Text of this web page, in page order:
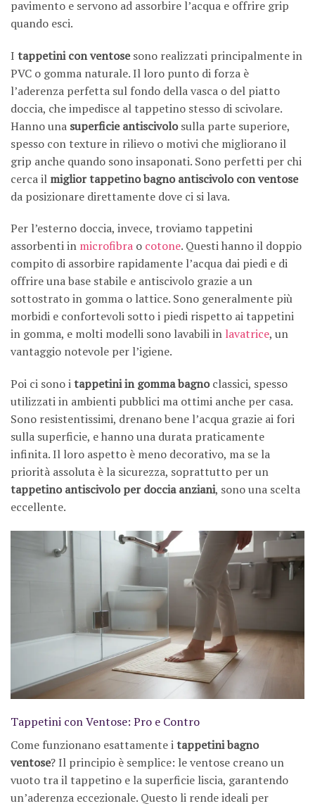
pavimento e servono ad assorbire l’acqua e offrire grip
quando esci.
I tappetini con ventosesono realizzati principalmente in
PVC o gomma naturale. Il loro punto di forza è
l’aderenza perfetta sul fondo della vasca o del piatto
doccia, che impedisce al tappetino stesso di scivolare.
Hanno una superficie antiscivolosulla parte superiore,
spesso con texture in rilievo o motivi che migliorano il
grip anche quando sono insaponati. Sono perfetti per chi
cerca il miglior tappetino bagno antiscivolo con ventose
da posizionare direttamente dove ci si lava.
Per l’esterno doccia, invece, troviamo tappetini
assorbenti in microfibra o cotone. Questi hanno il doppio
compito di assorbire rapidamente l’acqua dai piedi e di
offrire una base stabile e antiscivolo grazie a un
sottostrato in gomma o lattice. Sono generalmente più
morbidi e confortevoli sotto i piedi rispetto ai tappetini
in gomma, e molti modelli sono lavabili in lavatrice, un
vantaggio notevole per l’igiene.
Poi ci sono itappetini in gomma bagnoclassici, spesso
utilizzati in ambienti pubblici ma ottimi anche per casa.
Sono resistentissimi, drenano bene l’acqua grazie ai fori
sulla superficie, e hanno una durata praticamente
infinita. Il loro aspetto è meno decorativo, ma se la
priorità assoluta è la sicurezza, soprattutto per un
tappetino antiscivolo per doccia anziani, sono una scelta
eccellente.
Tappetini con Ventose: Pro e Contro
Come funzionano esattamente itappetini bagno
ventose? Il principio è semplice: le ventose creano un
vuoto tra il tappetino e la superficie liscia, garantendo
un’aderenza eccezionale. Questo li rende ideali per